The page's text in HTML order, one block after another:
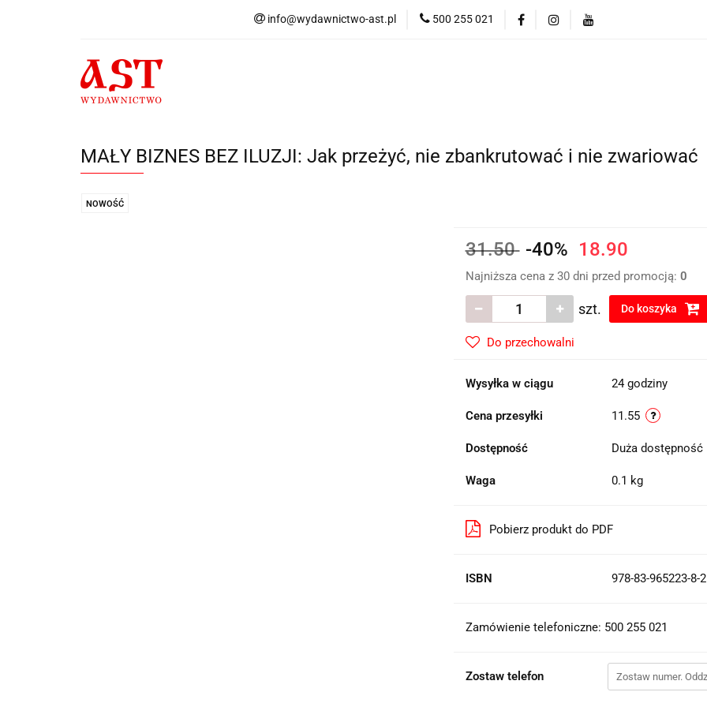
info@wydawnictwo-ast.pl 500 255 021
MAŁY BIZNES BEZ ILUZJI: Jak przeżyć, nie zbankrutować i nie zwariować
NOWOŚĆ
31.50 -40% 18.90
Najniższa cena z 30 dni przed promocją: 0
szt. Do koszyka
Do przechowalni
Wysyłka w ciągu 24 godziny
Cena przesyłki 11.55
Dostępność Duża dostępność
Waga 0.1 kg
Pobierz produkt do PDF
ISBN 978-83-965223-8-2
Zamówienie telefoniczne: 500 255 021
Zostaw telefon